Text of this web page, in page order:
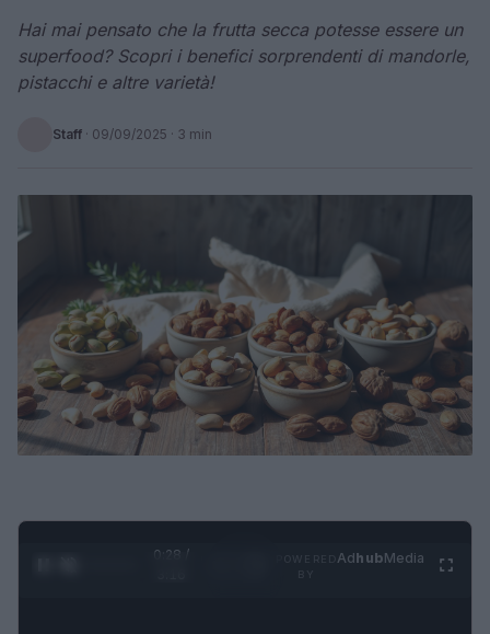
Hai mai pensato che la frutta secca potesse essere un
superfood? Scopri i benefici sorprendenti di mandorle,
pistacchi e altre varietà!
Staff · 09/09/2025 · 3 min
0:29 /
AdhubMedia